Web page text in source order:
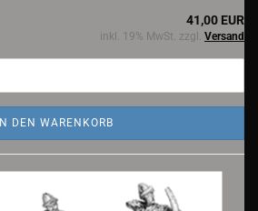
41,00 EUR
inkl. 19% MwSt. zzgl. Versand
IN DEN WARENKORB